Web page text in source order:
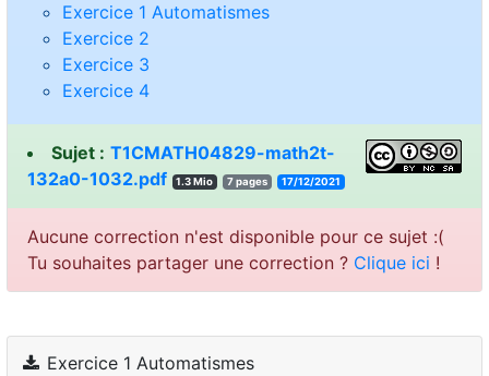
Exercice 1 Automatismes
Exercice 2
Exercice 3
Exercice 4
Sujet : T1CMATH04829-math2t-
132a0-1032.pdf
1.3 Mio 7 pages 17/12/2021
Aucune correction n'est disponible pour ce sujet :(
Tu souhaites partager une correction ? Clique ici !
Exercice 1 Automatismes